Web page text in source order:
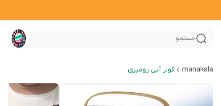
جستجو
manakala کولر آبی رومیزی